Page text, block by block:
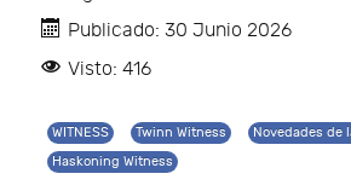
Publicado: 30 Junio 2026
Visto: 416
WITNESS Twinn Witness
Novedades de
Haskoning Witness